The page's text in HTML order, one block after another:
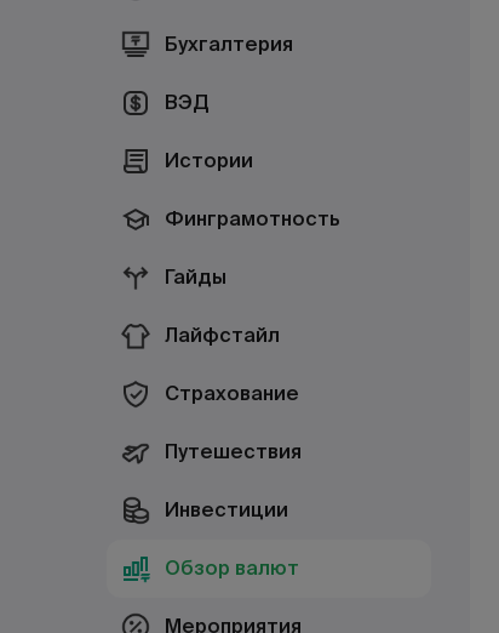
Бухгалтерия
ВЭД
Истории
Финграмотность
Гайды
Лайфстайл
Страхование
Путешествия
Инвестиции
Обзор валют
Мероприятия